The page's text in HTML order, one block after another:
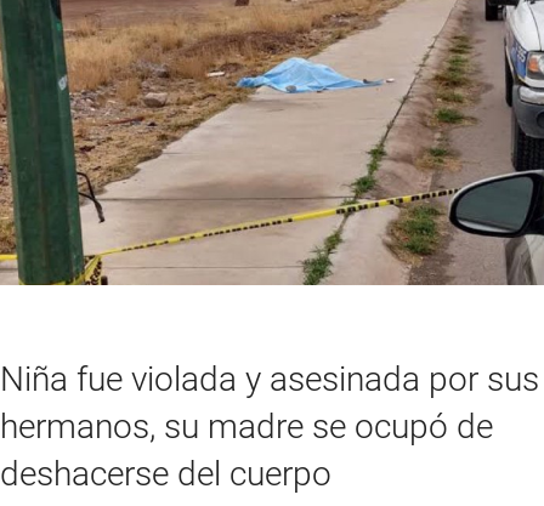
Niña fue violada y asesinada por sus
hermanos, su madre se ocupó de
deshacerse del cuerpo